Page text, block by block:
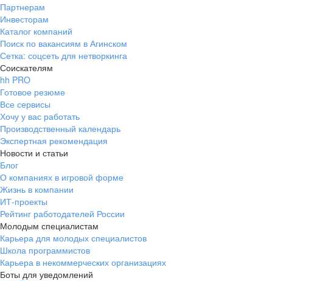
Партнерам
Инвесторам
Каталог компаний
Поиск по вакансиям в Агинском
Сетка: соцсеть для нетворкинга
Соискателям
hh PRO
Готовое резюме
Все сервисы
Хочу у вас работать
Производственный календарь
Экспертная рекомендация
Новости и статьи
Блог
О компаниях в игровой форме
Жизнь в компании
ИТ-проекты
Рейтинг работодателей России
Молодым специалистам
Карьера для молодых специалистов
Школа программистов
Карьера в некоммерческих организациях
Боты для уведомлений